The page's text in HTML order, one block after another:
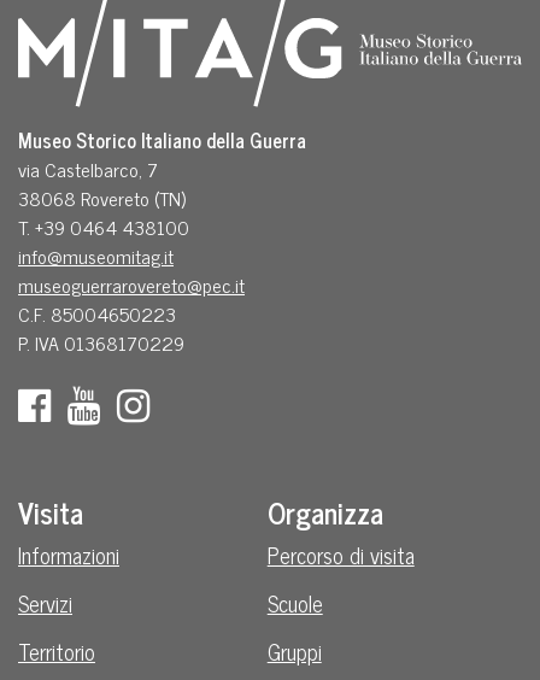
Museo Storico Italiano della Guerra
via Castelbarco, 7
38068 Rovereto (TN)
T. +39 0464 438100
info@museomitag.it
museoguerrarovereto@pec.it
C.F. 85004650223
P. IVA 01368170229
Visita
Informazioni
Servizi
Territorio
Organizza
Percorso di visita
Scuole
Gruppi